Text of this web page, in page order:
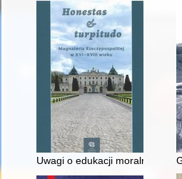
Uwagi o edukacji moralnej